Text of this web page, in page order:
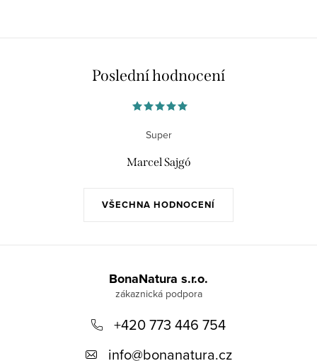
Poslední hodnocení
VŠECHNA HODNOCENÍ
Super
Marcel Sajgó
BonaNatura s.r.o.
+420 773 446 754
info@bonanatura.cz